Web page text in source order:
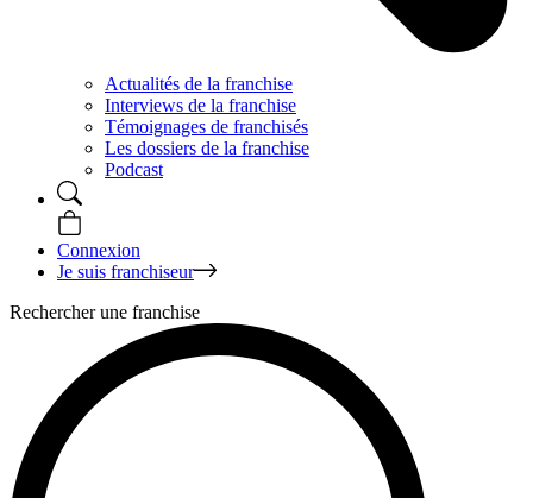
Actualités de la franchise
Interviews de la franchise
Témoignages de franchisés
Les dossiers de la franchise
Podcast
Connexion
Je suis franchiseur
Rechercher une franchise